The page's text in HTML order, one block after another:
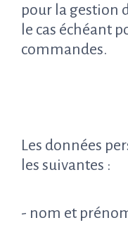
pour la gestion
le cas échéant
commandes.
Les données
les suivantes :
- nom et